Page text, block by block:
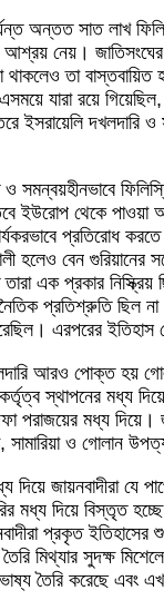
অন্তত সাত লাখ
আশ্রয় নেয়।
থাকলেও তা
যারা রয়ে
ইসরায়েলি দখলদারি ও
ইউরোপ থেকে পাওয়া
প্রতিরোধ
হলেও বেন গুরিয়ানের
এক প্রকার নিস্ক্রিয়
প্রতিশ্রুতি ছিল
এরপরের ইতিহাস
আরও পোক্ত হয়
স্থাপনের মধ্য
পরাজয়ের মধ্য দিয়ে।
ও গোলান
দিয়ে জায়নবাদীরা যে
মধ্য দিয়ে বিস্তৃত
প্রকৃত ইতিহাসের
মিথ্যার সুদক্ষ
তৈরি করেছে এবং